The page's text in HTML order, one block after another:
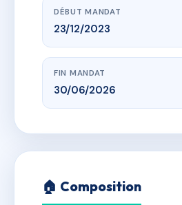
DÉBUT MANDAT
23/12/2023
FIN MANDAT
30/06/2026
🏠 Composition